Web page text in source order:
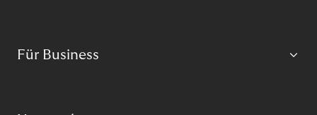
Für Business